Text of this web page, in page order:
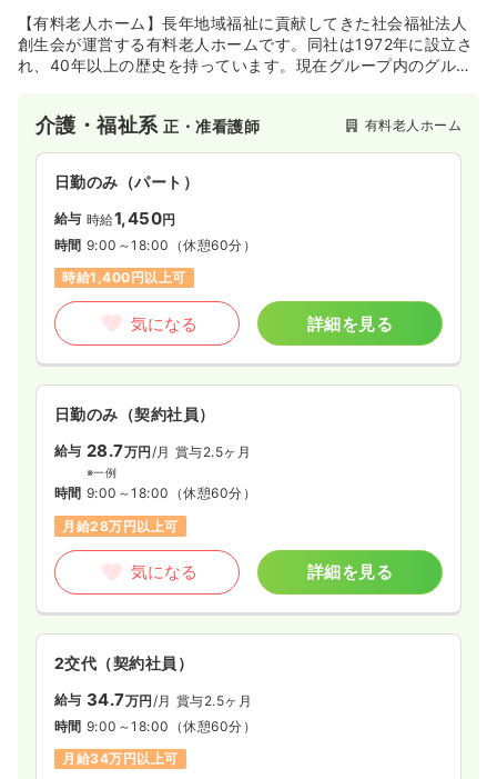
【有料老人ホーム】長年地域福祉に貢献してきた社会福祉法人
創生会が運営する有料老人ホームです。同社は1972年に設立さ
れ、40年以上の歴史を持っています。現在グループ内のグルー
介護・福祉系正・准看護師 有料老人ホーム
日勤のみ（パート）
給与 時給1,450円
時間 9:00～18:00 （休憩60分）
時給1,400円以上可
気になる 詳細を見る
日勤のみ（契約社員）
給与 28.7万円/月 賞与2.5ヶ月
※一例
時間 9:00～18:00 （休憩60分）
月給28万円以上可
気になる 詳細を見る
2交代（契約社員）
給与 34.7万円 /月 賞与2.5ヶ月
時間 9:00～18:00 （休憩60分）
月給34万円以上可